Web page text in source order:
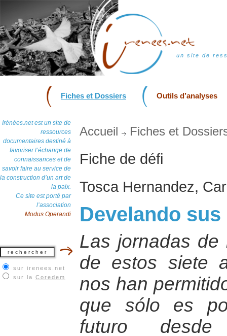
un site de
Fiches et Dossiers Outils d’analyses
Irénées.net est un site de
ressources
documentaires destiné à
favoriser l’échange de
connaissances et de
savoir faire au service de
la construction d’un art de
la paix.
Ce site est porté par
l’association
Modus Operandi
sur irenees.net
sur la Coredem
Accueil Fiches et
Fiche de défi
Tosca Hernandez,
Develando
Las jornadas de
de estos siete
nos han
que sólo es
futuro